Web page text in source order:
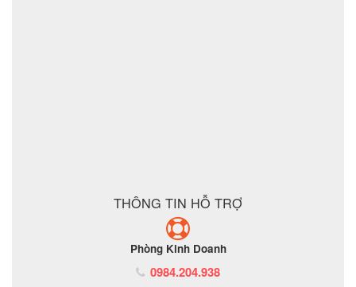
THÔNG TIN HỖ TRỢ
Phòng Kinh Doanh
0984.204.938